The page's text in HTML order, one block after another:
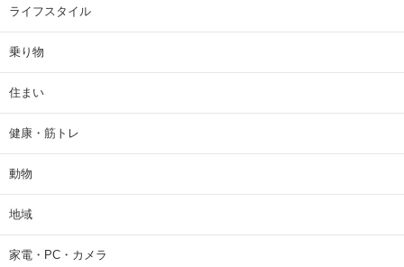
ライフスタイル
乗り物
住まい
健康・筋トレ
動物
地域
家電・PC・カメラ